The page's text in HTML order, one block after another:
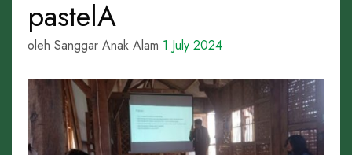
pastelA
oleh Sanggar Anak Alam 1 July 2024